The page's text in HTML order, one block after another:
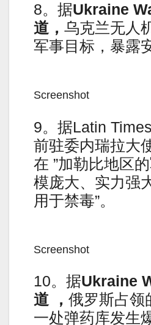
8。据Ukraine
道， 乌克兰无人
军事目标，暴露
Screenshot
9。据Latin
前驻委内瑞拉大
在 ”加勒比地区
模庞大、实力强
用于禁毒”。
Screenshot
10。据Ukraine
道 ， 俄罗斯占领
一处弹药库发生